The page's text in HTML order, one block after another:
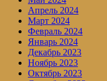
Апрель 2024
Март 2024
Февраль 2024
Январь 2024
Декабрь 2023
Ноябрь 2023
Октябрь 2023